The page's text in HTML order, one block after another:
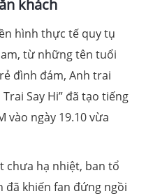
khách
hình thực tế quy tụ
từ những tên tuổi
đình đám, Anh trai
Say Hi” đã tạo tiếng
vào ngày 19.10 vừa
chưa hạ nhiệt, ban tổ
đã khiến fan đứng ngồi